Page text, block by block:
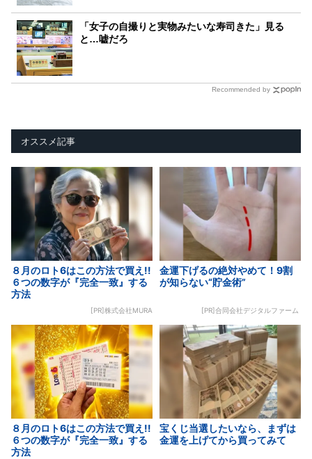
「女子の自撮りと実物みたいな寿司きた」見る
と…嘘だろ
Recommended by
オススメ記事
８月のロト6はこの方法で買え!!
６つの数字が『完全一致』する
方法
[PR]株式会社MURA
金運下げるの絶対やめて！9割
が知らない“貯金術”
[PR]合同会社デジタルファーム
８月のロト6はこの方法で買え!!
６つの数字が『完全一致』する
方法
宝くじ当選したいなら、まずは
金運を上げてから買ってみて